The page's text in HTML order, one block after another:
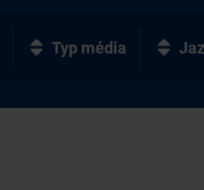
Typ média